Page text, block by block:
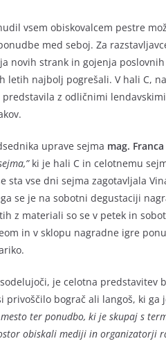
vsem obiskovalcem pestre
med seboj. Za
novih strank in gojenja
letih najbolj pogrešali. V hali C,
predstavila z odličnimi
uprave sejma mag.
ki je hali C in celotnemu
sta vse dni sejma zagotavljala
se je na sobotni degustaciji
z materiali so se v petek in
in v sklopu nagradne igre
je celotna predstavitev
privoščilo bograč ali langoš, ki
ter ponudbo, ki je skupaj s
obiskali mediji in organizatorji